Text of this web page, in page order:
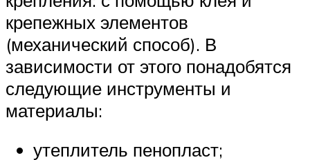
крепежных элементов
(механический способ). В
зависимости от этого понадобятся
следующие инструменты и
материалы:
утеплитель пенопласт;